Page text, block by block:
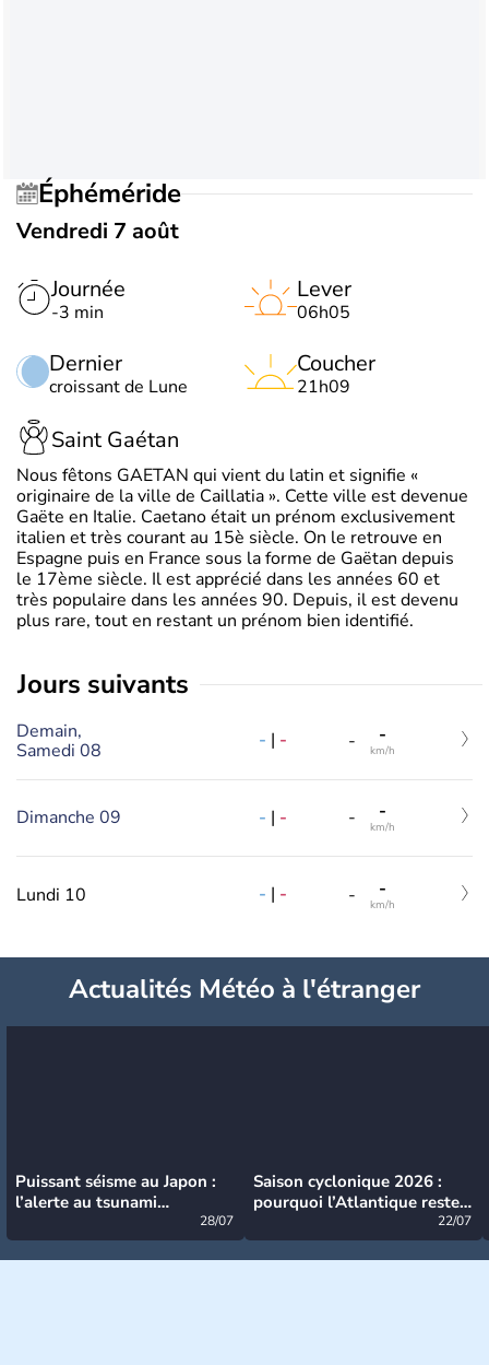
Éphéméride
Vendredi 7 août
Journée
-3 min
Dernier
croissant de Lune
Lever
06h05
Coucher
21h09
Saint Gaétan
Nous fêtons GAETAN qui vient du latin et signifie «
originaire de la ville de Caillatia ». Cette ville est devenue
Gaëte en Italie. Caetano était un prénom exclusivement
italien et très courant au 15è siècle. On le retrouve en
Espagne puis en France sous la forme de Gaëtan depuis
le 17ème siècle. Il est apprécié dans les années 60 et
très populaire dans les années 90. Depuis, il est devenu
plus rare, tout en restant un prénom bien identifié.
jours suivants
Demain,
Samedi 08
- | - - -
km/h
Dimanche 09 - | - - -
km/h
Lundi 10 - | - - -
km/h
Actualités Météo à l'étranger
Puissant séisme au Japon :
l’alerte au tsunami
28/07
Saison cyclonique 2026 :
pourquoi l’Atlantique reste
22/07